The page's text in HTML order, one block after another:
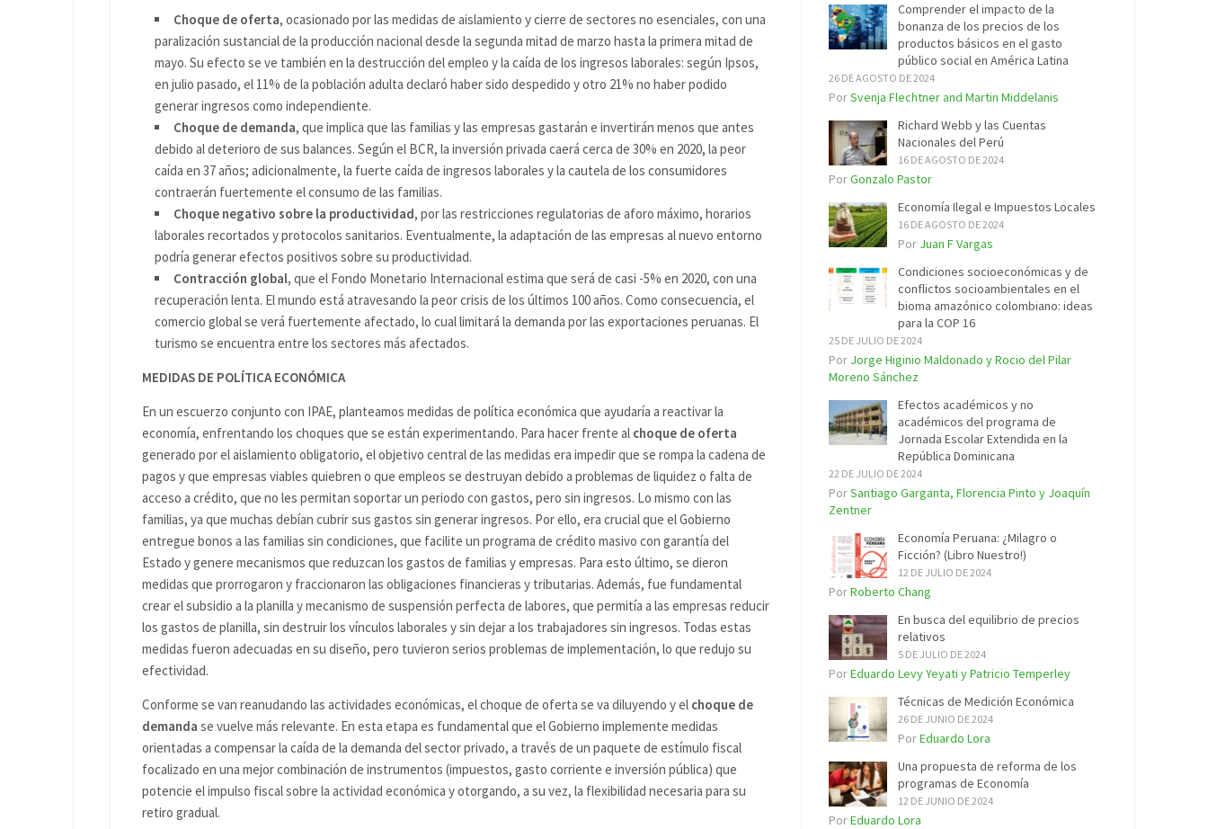
Choque de oferta, ocasionado por las medidas de aislamiento y cierre de sectores no esenciales, con una
paralización sustancial de la producción nacional desde la segunda mitad de marzo hasta la primera mitad de
mayo. Su efecto se ve también en la destrucción del empleo y la caída de los ingresos laborales: según Ipsos,
en julio pasado, el 11% de la población adulta declaró haber sido despedido y otro 21% no haber podido
generar ingresos como independiente.
Choque de demanda, que implica que las familias y las empresas gastarán e invertirán menos que antes
debido al deterioro de sus balances. Según el BCR, la inversión privada caerá cerca de 30% en 2020, la peor
caída en 37 años; adicionalmente, la fuerte caída de ingresos laborales y la cautela de los consumidores
contraerán fuertemente el consumo de las familias.
Choque negativo sobre la productividad, por las restricciones regulatorias de aforo máximo, horarios
laborales recortados y protocolos sanitarios. Eventualmente, la adaptación de las empresas al nuevo entorno
podría generar efectos positivos sobre su productividad.
Contracción global, que el Fondo Monetario Internacional estima que será de casi -5% en 2020, con una
recuperación lenta. El mundo está atravesando la peor crisis de los últimos 100 años. Como consecuencia, el
comercio global se verá fuertemente afectado, lo cual limitará la demanda por las exportaciones peruanas. El
turismo se encuentra entre los sectores más afectados.
MEDIDAS DE POLÍTICA ECONÓMICA
En un escuerzo conjunto con IPAE, planteamos medidas de política económica que ayudaría a reactivar la
economía, enfrentando los choques que se están experimentando. Para hacer frente al choque de oferta
generado por el aislamiento obligatorio, el objetivo central de las medidas era impedir que se rompa la cadena de
pagos y que empresas viables quiebren o que empleos se destruyan debido a problemas de liquidez o falta de
acceso a crédito, que no les permitan soportar un periodo con gastos, pero sin ingresos. Lo mismo con las
familias, ya que muchas debían cubrir sus gastos sin generar ingresos. Por ello, era crucial que el Gobierno
entregue bonos a las familias sin condiciones, que facilite un programa de crédito masivo con garantía del
Estado y genere mecanismos que reduzcan los gastos de familias y empresas. Para esto último, se dieron
medidas que prorrogaron y fraccionaron las obligaciones financieras y tributarias. Además, fue fundamental
crear el subsidio a la planilla y mecanismo de suspensión perfecta de labores, que permitía a las empresas reducir
los gastos de planilla, sin destruir los vínculos laborales y sin dejar a los trabajadores sin ingresos. Todas estas
medidas fueron adecuadas en su diseño, pero tuvieron serios problemas de implementación, lo que redujo su
efectividad.
Conforme se van reanudando las actividades económicas, el choque de oferta se va diluyendo y el choque de
demanda se vuelve más relevante. En esta etapa es fundamental que el Gobierno implemente medidas
orientadas a compensar la caída de la demanda del sector privado, a través de un paquete de estímulo fiscal
focalizado en una mejor combinación de instrumentos (impuestos, gasto corriente e inversión pública) que
potencie el impulso fiscal sobre la actividad económica y otorgando, a su vez, la flexibilidad necesaria para su
retiro gradual.
Comprender el impacto de la
bonanza de los precios de los
productos básicos en el gasto
público social en América Latina
26 DE AGOSTO DE 2024
PorSvenja Flechtner and Martin Middelanis
Richard Webb y las Cuentas
Nacionales del Perú
16 DE AGOSTO DE 2024
PorGonzalo Pastor
Economía Ilegal e Impuestos Locales
16 DE AGOSTO DE 2024
Por Juan F Vargas
Condiciones socioeconómicas y de
conflictos socioambientales en el
bioma amazónico colombiano: ideas
para la COP 16
25 DE JULIO DE 2024
Por Jorge Higinio Maldonado y Rocio del Pilar
Moreno Sánchez
Efectos académicos y no
académicos del programa de
Jornada Escolar Extendida en la
República Dominicana
22 DE JULIO DE 2024
PorSantiago Garganta, Florencia Pinto y Joaquín
Zentner
Economía Peruana: ¿Milagro o
Ficción? (Libro Nuestro!)
12 DE JULIO DE 2024
PorRoberto Chang
En busca del equilibrio de precios
relativos
5 DE JULIO DE 2024
PorEduardo Levy Yeyati y Patricio Temperley
Técnicas de Medición Económica
26 DE JUNIO DE 2024
PorEduardo Lora
Una propuesta de reforma de los
programas de Economía
12 DE JUNIO DE 2024
PorEduardo Lora